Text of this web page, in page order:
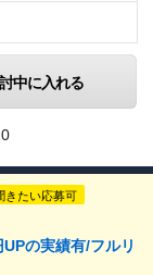
中に入れる
きたい応募可
の実績有/フルリ